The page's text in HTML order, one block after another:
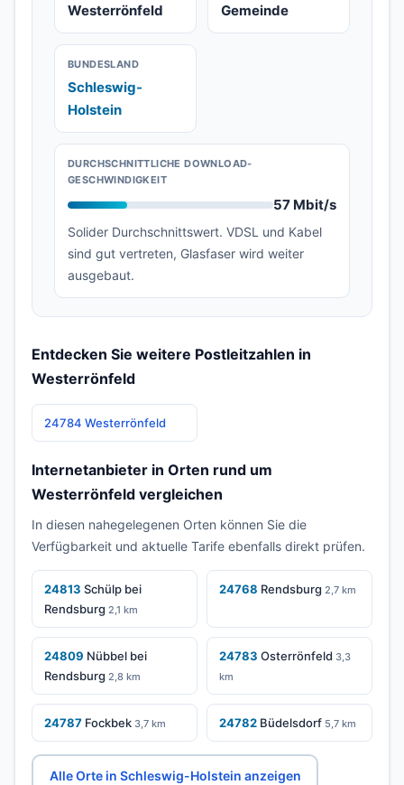
Westerrönfeld Gemeinde
BUNDESLAND
Schleswig-
Holstein
DURCHSCHNITTLICHE DOWNLOAD-
GESCHWINDIGKEIT
57 Mbit/s
Solider Durchschnittswert. VDSL und Kabel
sind gut vertreten, Glasfaser wird weiter
ausgebaut.
Entdecken Sie weitere Postleitzahlen in
Westerrönfeld
24784 Westerrönfeld
Internetanbieter in Orten rund um
Westerrönfeld vergleichen
In diesen nahegelegenen Orten können Sie die
Verfügbarkeit und aktuelle Tarife ebenfalls direkt prüfen.
24813 Schülp bei
Rendsburg 2,1 km
24768 Rendsburg 2,7 km
24809 Nübbel bei
Rendsburg 2,8 km
24783 Osterrönfeld 3,3
km
24787 Fockbek 3,7 km 24782 Büdelsdorf 5,7 km
Alle Orte in Schleswig-Holstein anzeigen